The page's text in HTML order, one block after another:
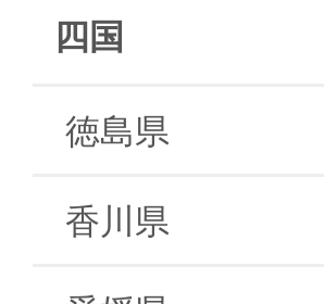
四国
徳島県
香川県